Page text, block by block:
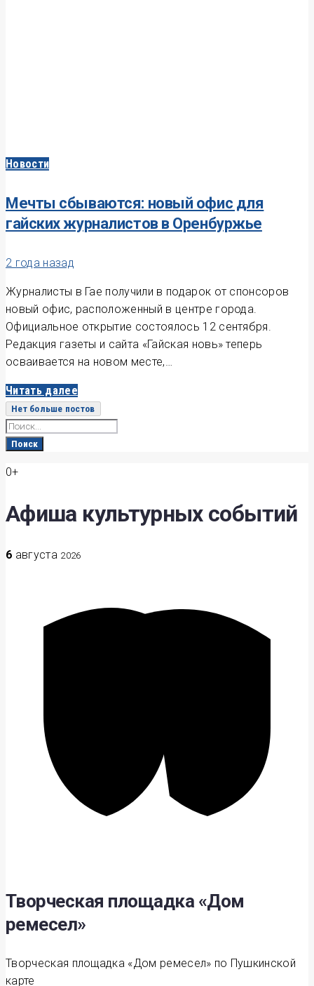
Новости
Мечты сбываются: новый офис для
гайских журналистов в Оренбуржье
2 года назад
Журналисты в Гае получили в подарок от спонсоров
новый офис, расположенный в центре города.
Официальное открытие состоялось 12 сентября.
Редакция газеты и сайта «Гайская новь» теперь
осваивается на новом месте,…
Читать далее
Нет больше постов
Search
for:
Поиск
0+
Афиша культурных событий
6 августа 2026
Творческая площадка «Дом
ремесел»
Творческая площадка «Дом ремесел» по Пушкинской
карте